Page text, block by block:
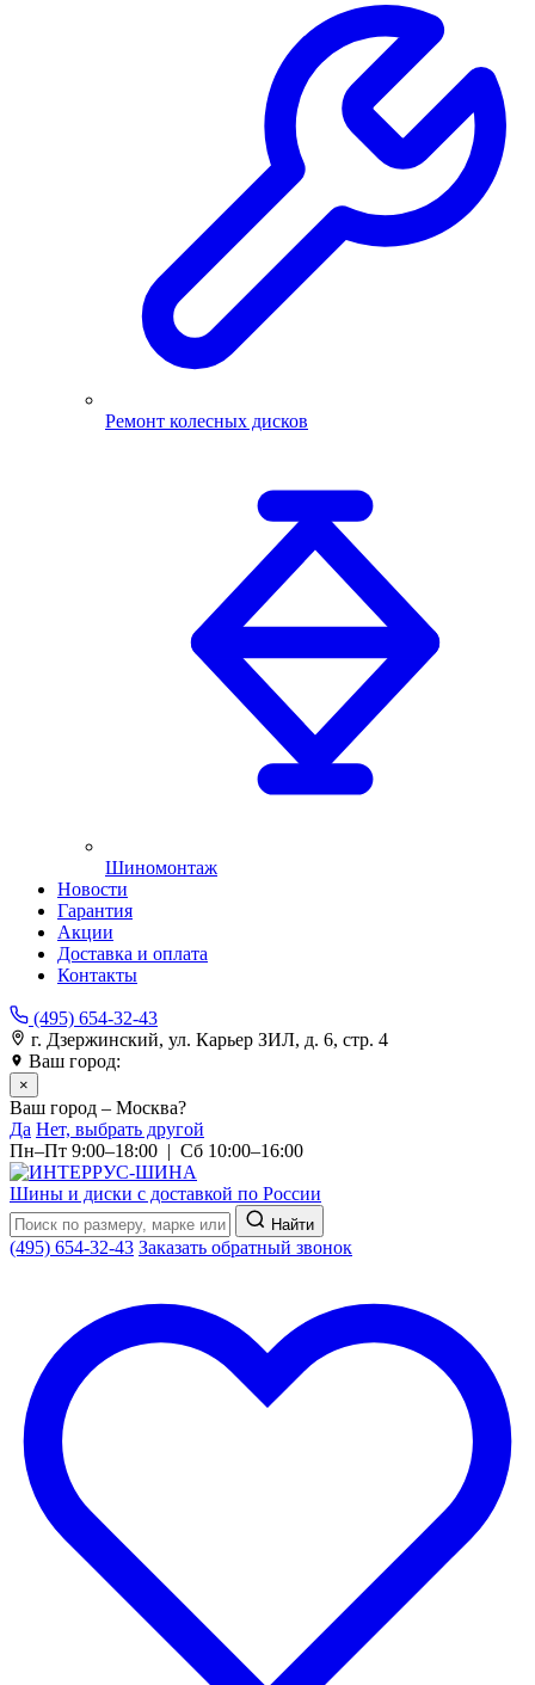
Ремонт колесных дисков
Шиномонтаж
Новости
Гарантия
Акции
Доставка и оплата
Контакты
(495) 654-32-43
г. Дзержинский, ул. Карьер ЗИЛ, д. 6, стр. 4
Ваш город:
×
Ваш город – Москва?
Да Нет, выбрать другой
Пн–Пт 9:00–18:00 | Сб 10:00–16:00
Шины и диски с доставкой по России
Найти
(495) 654-32-43 Заказать обратный звонок